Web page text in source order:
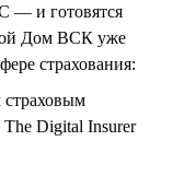
— и готовятся
Дом ВСК уже
страхования:
страховым
Digital Insurer